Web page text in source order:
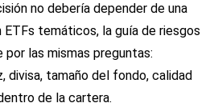
no debería depender de una
ETFs temáticos, la guía de riesgos
las mismas preguntas:
divisa, tamaño del fondo, calidad
de la cartera.